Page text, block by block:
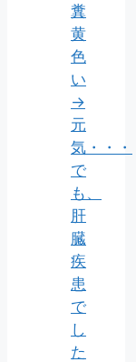
糞
黄
色
い
→
元
気・・・
で
も、
肝
臓
疾
患
で
し
た